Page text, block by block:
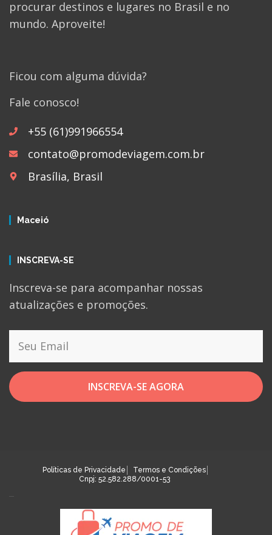
procurar destinos e lugares no Brasil e no
mundo. Aproveite!
Ficou com alguma dúvida?
Fale conosco!
+55 (61)991966554
contato@promodeviagem.com.br
Brasília, Brasil
Maceió
INSCREVA-SE
Inscreva-se para acompanhar nossas
atualizações e promoções.
INSCREVA-SE AGORA
Políticas de Privacidade
Termos e Condições
Cnpj: 52.582.288/0001-53